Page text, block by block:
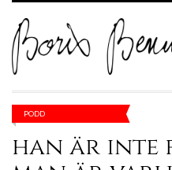
PODD
han är inte